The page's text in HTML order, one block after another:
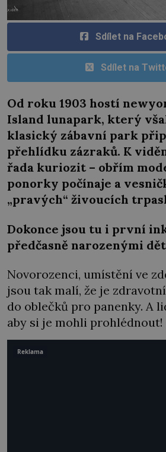
Sdílet na
Sdílet na
Od roku 1903 hostí
Island lunapark, který
klasický zábavní park
přehlídku zázraků. K
řada kuriozit – obřím
ponorky počínaje a
„pravých“ živoucích
Dokonce jsou tu i první
předčasně narozenými
Novorozenci, umístění ve
jsou tak malí, že je
do oblečků pro panenky. A
aby si je mohli prohlédnout!
Reklama